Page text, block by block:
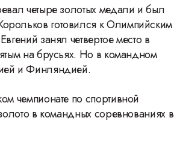
четыре золотых медали и был
готовился к Олимпийским
занял четвертое место в
на брусьях. Но в командном
и Финляндией.
чемпионате по спортивной
в командных соревнованиях в